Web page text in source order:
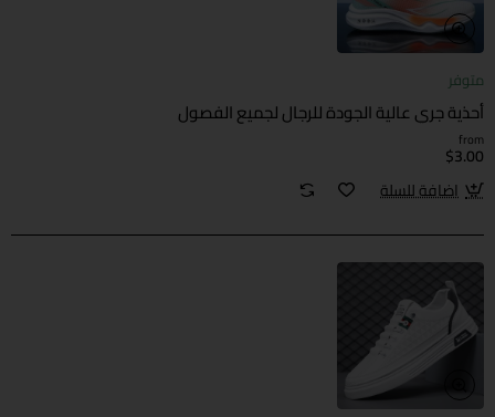
متوفر
أحذية جري عالية الجودة للرجال لجميع الفصول
from
$3.00
اضافة للسلة